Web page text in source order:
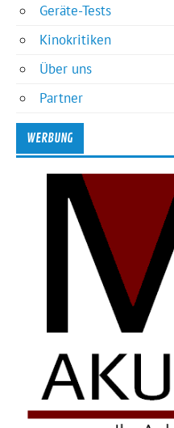
Geräte-Tests
Kinokritiken
Über uns
Partner
WERBUNG